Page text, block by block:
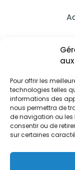
Pour offrir les
technologies telles
informations des
nous permettra de
de navigation ou les
consentir ou de
sur certaines